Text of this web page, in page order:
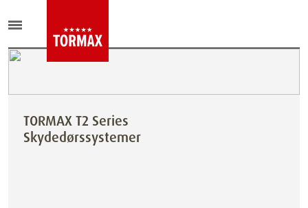
TORMAX T2 Series
Skydedørssystemer